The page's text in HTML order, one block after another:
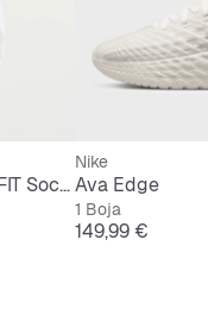
Netherlands Energy Dri-FIT Soccer Woven Jacket
Nike
Ava Edge
1 Boja
Cijena
149,99 €